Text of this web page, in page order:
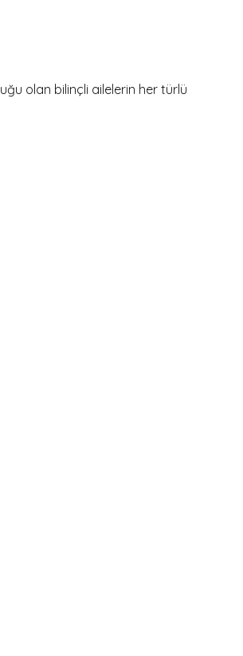
olan bilinçli ailelerin her türlü